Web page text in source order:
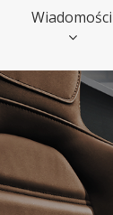
Wiadomości